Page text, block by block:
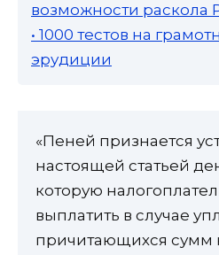
возможности раскола
• 1000 тестов на
эрудиции
«Пеней признается
настоящей статьей
которую
выплатить в случае
причитающихся сумм